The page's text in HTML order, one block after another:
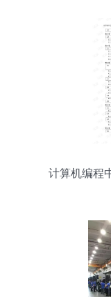
计算机编程